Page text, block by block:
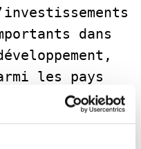
dans
les pays
matière de